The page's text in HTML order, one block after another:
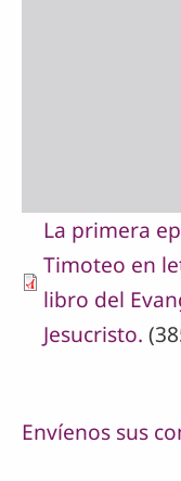
La primera
Timoteo en
libro del
Jesucristo.
Envíenos sus